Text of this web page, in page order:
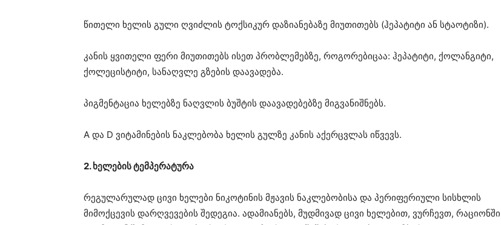
წითელი ხელის გული ღვიძლის ტოქსიკურ დაზიანებაზე მიუთითებს (ჰეპატიტი ან სტაოტიზი).
კანის ყვითელი ფერი მიუთითებს ისეთ პრობლემებზე, როგორებიცაა: ჰეპატიტი, ქოლანგიტი,
ქოლეცისტიტი, სანაღვლე გზების დაავადება.
პიგმენტაცია ხელებზე ნაღვლის ბუშტის დაავადებებზე მიგვანიშნებს.
А და D ვიტამინების ნაკლებობა ხელის გულზე კანის აქერცვლას იწვევს.
2. ხელების ტემპერატურა
რეგულარულად ცივი ხელები ნიკოტინის მჟავის ნაკლებობისა და პერიფერიული სისხლის
მიმოქცევის დარღვევების შედეგია. ადამიანებს, მუდმივად ცივი ხელებით, ვურჩევთ, რაციონში